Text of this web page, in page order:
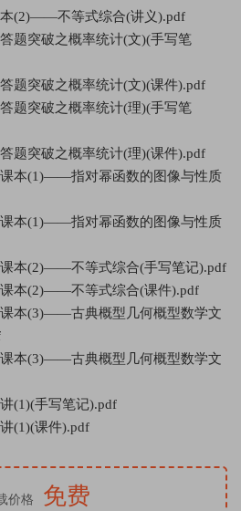
(2)——不等式综合(讲义).pdf
题突破之概率统计(文)(手写笔
题突破之概率统计(文)(课件).pdf
题突破之概率统计(理)(手写笔
题突破之概率统计(理)(课件).pdf
本(1)——指对幂函数的图像与性质
本(1)——指对幂函数的图像与性质
本(2)——不等式综合(手写笔记).pdf
本(2)——不等式综合(课件).pdf
本(3)——古典概型几何概型数学文
本(3)——古典概型几何概型数学文
(1)(手写笔记).pdf
(1)(课件).pdf
价格 免费